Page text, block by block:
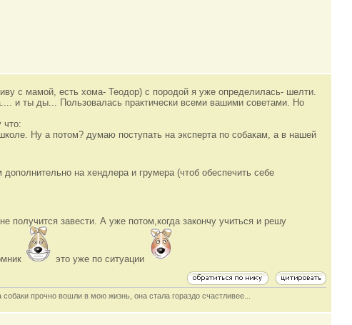
с мамой, есть хома- Теодор) с породой я уже определилась- шелти.
и ты ды... Пользовалась практически всеми вашими советами. Но
что:
Ну а потом? думаю поступать на эксперта по собакам, а в нашей
на хендлера и грумера (чтоб обеспечить себе
получится завести. А уже потом,когда закончу учиться и решу
это уже по ситуации
прочно вошли в мою жизнь, она стала гораздо счастливее...